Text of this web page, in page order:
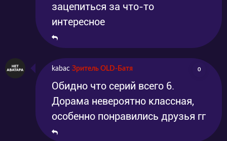
зацепиться за что-то
интересное
kabac Зритель OLD-Батя 0
Обидно что серий всего 6.
Дорама невероятно классная,
особенно понравились друзья гг